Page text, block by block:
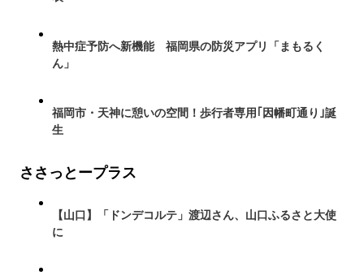
熱中症予防へ新機能 福岡県の防災アプリ「まもるく
ん」
福岡市・天神に憩いの空間！歩行者専用｢因幡町通り｣誕
生
ささっとープラス
【山口】「ドンデコルテ」渡辺さん、山口ふるさと大使
に